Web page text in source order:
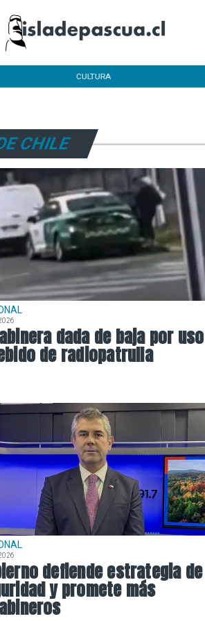
CULTURA
dada de baja por uso
de radiopatrulla
defiende estrategia de
y promete más
CHILE